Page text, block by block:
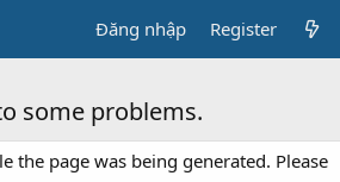
Đăng nhập Register
some problems.
the page was being generated. Please